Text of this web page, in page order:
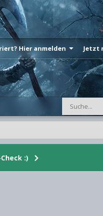
Hier anmelden Jetzt
:)